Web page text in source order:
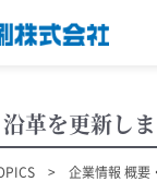
革を更新し
> 企業情報 概要・